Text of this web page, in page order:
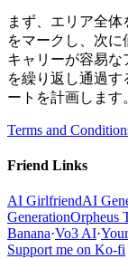
まず、エリア全
をマークし、次
キャリーが容易
を繰り返し通過
ートを計画します
Terms and
Friend Links
AI GirlfriendAI
GenerationOrpheus
Banana·Vo3 AI·
Support me on Ko-fi